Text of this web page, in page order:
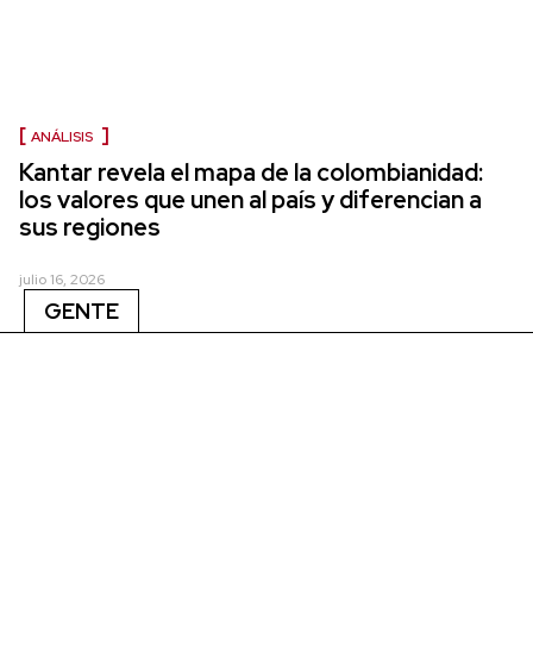
ANÁLISIS
Kantar revela el mapa de la colombianidad:
los valores que unen al país y diferencian a
sus regiones
julio 16, 2026
GENTE